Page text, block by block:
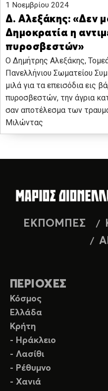
1 Νοεμβρίου 2024
Δ. Αλεξάκης: «Δεν
Δημοκρατία η
πυροσβεστών»
Ο Δημήτρης Αλεξάκης,
Πανελλήνιου Σωματείου
μιλά για τα επεισόδια εις
πυροσβεστών, την άγρια
σαν αποτέλεσμα των
Μιλώντας
ΕΚΠΟΜΠΕΣ
ΠΕΡΙΟΧΕΣ
Κόσμος
Ελλάδα
Κρήτη
- Ηράκλειο
- Λασίθι
- Ρέθυμνο
- Χανιά